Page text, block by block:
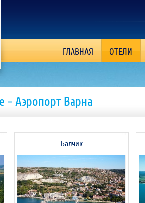
ГЛАВНАЯ
ОТЕЛИ
- Аэропорт Варна
Балчик